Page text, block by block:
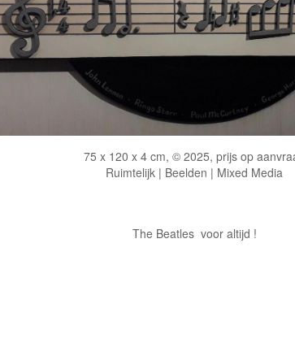
75 x 120 x 4 cm, © 2025, prijs op
Ruimtelijk | Beelden | Mixed Media
The Beatles voor altijd !